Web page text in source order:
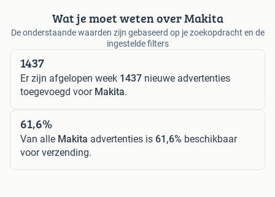
Wat je moet weten over Makita
De onderstaande waarden zijn gebaseerd op je zoekopdracht en de
ingestelde filters
1437
Er zijn afgelopen week 1437 nieuwe advertenties
toegevoegd voor Makita.
61,6%
Van alle Makita advertenties is 61,6% beschikbaar
voor verzending.